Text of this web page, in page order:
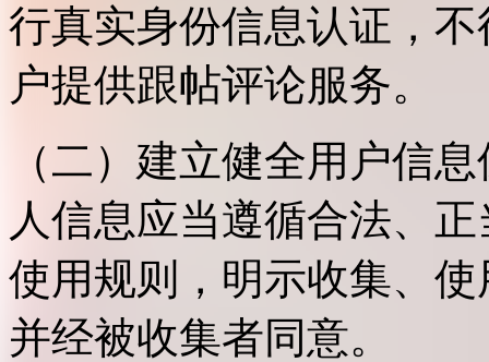
行真实身份信息认证，
户提供跟帖评论服务。
（二）建立健全用户信
人信息应当遵循合法、
使用规则，明示收集、
并经被收集者同意。